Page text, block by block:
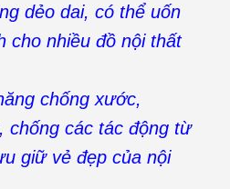
dẻo dai, có thể uốn
cho nhiều đồ nội thất
chống xước,
chống các tác động từ
giữ vẻ đẹp của nội